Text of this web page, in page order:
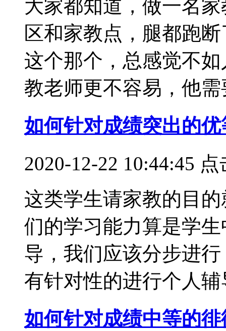
大家都知道，做一名
区和家教点，腿都跑
这个那个，总感觉不
教老师更不容易，他需
如何针对成绩突出的
2020-12-22 10:44:45
这类学生请家教的目
们的学习能力算是学
导，我们应该分步进
有针对性的进行个人辅
如何针对成绩中等的